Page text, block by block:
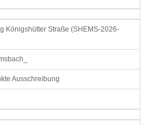
Königshütter Straße (SHEMS-2026-
Ausschreibung